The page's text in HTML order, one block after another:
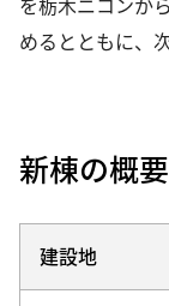
めるとともに、
新棟の概要
建設地